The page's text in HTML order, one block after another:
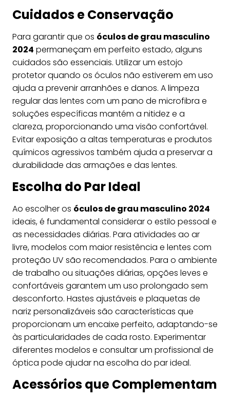
Cuidados e Conservação
Para garantir que os óculos de grau masculino
2024 permaneçam em perfeito estado, alguns
cuidados são essenciais. Utilizar um estojo
protetor quando os óculos não estiverem em uso
ajuda a prevenir arranhões e danos. A limpeza
regular das lentes com um pano de microfibra e
soluções específicas mantém a nitidez e a
clareza, proporcionando uma visão confortável.
Evitar exposição a altas temperaturas e produtos
químicos agressivos também ajuda a preservar a
durabilidade das armações e das lentes.
Escolha do Par Ideal
Ao escolher os óculos de grau masculino 2024
ideais, é fundamental considerar o estilo pessoal e
as necessidades diárias. Para atividades ao ar
livre, modelos com maior resistência e lentes com
proteção UV são recomendados. Para o ambiente
de trabalho ou situações diárias, opções leves e
confortáveis garantem um uso prolongado sem
desconforto. Hastes ajustáveis e plaquetas de
nariz personalizáveis são características que
proporcionam um encaixe perfeito, adaptando-se
às particularidades de cada rosto. Experimentar
diferentes modelos e consultar um profissional de
óptica pode ajudar na escolha do par ideal.
Acessórios que Complementam